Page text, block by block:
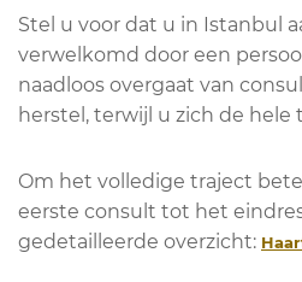
Stel u voor dat u in Istanbul
verwelkomd door een
naadloos overgaat van
herstel, terwijl u zich de hele
Om het volledige traject
eerste consult tot het
gedetailleerde overzicht: